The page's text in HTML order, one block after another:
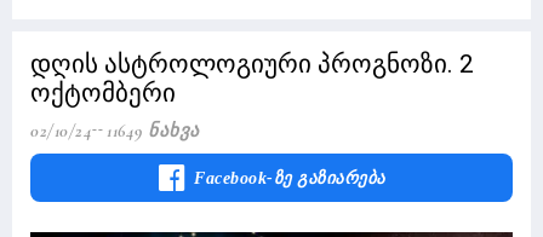
დღის ასტროლოგიური პროგნოზი. 2
ოქტომბერი
02/10/24 11649 Ნახვა
Facebook-Ზე Გაზიარება